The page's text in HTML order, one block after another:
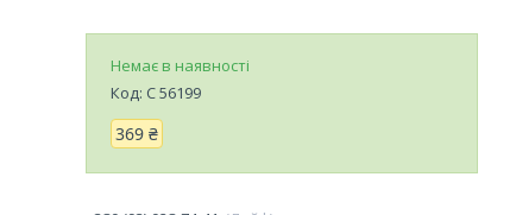
Немає в наявності
Код: C 56199
369 ₴